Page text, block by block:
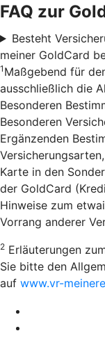
FAQ zur
Besteht
meiner GoldCard
1 Maßgebend für
ausschließlich die
Besonderen
Besonderen
Ergänzenden
Karte in den
der GoldCard
Hinweise zum
Vorrang anderer
2 Erläuterungen
Sie bitte den
auf www.vr-